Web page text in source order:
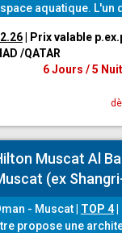
aquatique. L'un
des pneus
| Prix valable
/QATAR
6 Jours / 5
Muscat Al
(ex
- Muscat TOP 4|
propose une